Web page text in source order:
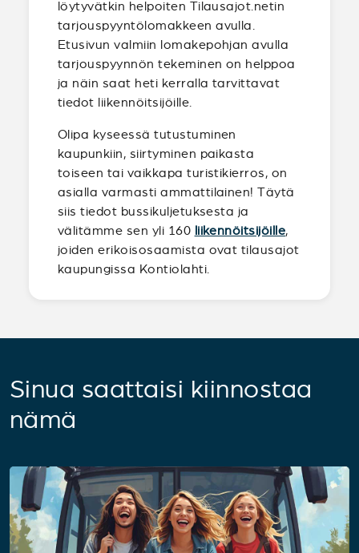
löytyvätkin helpoiten Tilausajot.netin
tarjouspyyntölomakkeen avulla.
Etusivun valmiin lomakepohjan avulla
tarjouspyynnön tekeminen on helppoa
ja näin saat heti kerralla tarvittavat
tiedot liikennöitsijöille.
Olipa kyseessä tutustuminen
kaupunkiin, siirtyminen paikasta
toiseen tai vaikkapa turistikierros, on
asialla varmasti ammattilainen! Täytä
siis tiedot bussikuljetuksesta ja
välitämme sen yli 160 liikennöitsijöille,
joiden erikoisosaamista ovat tilausajot
kaupungissa Kontiolahti.
Sinua saattaisi kiinnostaa
nämä